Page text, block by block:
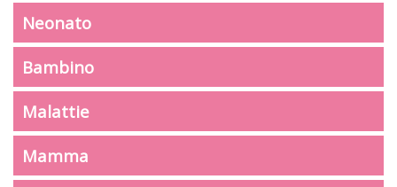
Neonato
Bambino
Malattie
Mamma